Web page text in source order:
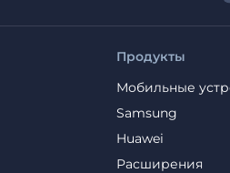
Продукты
Мобильные
Samsung
Huawei
Расширения